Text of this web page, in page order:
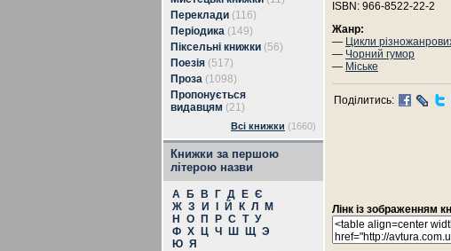
Переклади (116)
Періодика (149)
Піксельні книжки (56)
Поезія (517)
Проза (1098)
Пропонується
видавцям (21)
Всі книжки (1660)
Книжки за першою
літерою назви
А Б В Г Д Е Є
Ж З И Й К Л
М
Н
О П Р С Т У
Ф Х Ц Ч Ш Щ Э
Ю Я
ISBN: 966-8522-22-2
Жанр:
— Цикли
— Чорний гумор
— Міське
Поділитись:
Лінк із зображенням